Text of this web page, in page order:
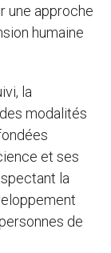
une approche
humaine
la
modalités
et ses
la
de